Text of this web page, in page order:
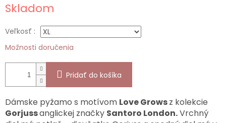
cena:
Skladom
Veľkosť :
Možnosti doručenia
Pridať do košíka
Dámske pyžamo s motívom Love Growsz kolekcie
Gorjussanglickej značky Santoro London.Vrchný